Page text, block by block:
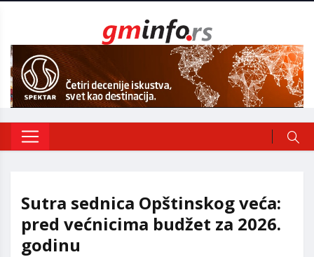
Sutra sednica Opštinskog veća:
pred većnicima budžet za 2026.
godinu